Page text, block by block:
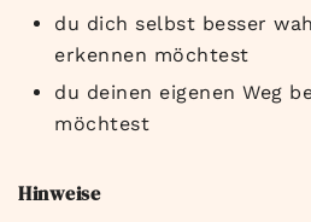
du dich selbst besser
erkennen möchtest
du deinen eigenen Weg
möchtest
Hinweise